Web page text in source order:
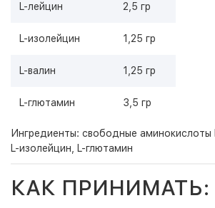
L-лейцин 2,5 гр
L-изолейцин 1,25 гр
L-валин 1,25 гр
L-глютамин 3,5 гр
Ингредиенты: свободные аминокислоты
L-изолейцин, L-глютамин
КАК ПРИНИМАТЬ: